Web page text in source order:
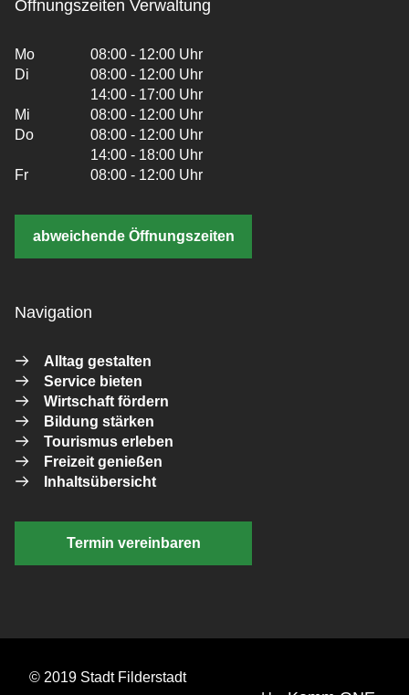
Öffnungszeiten Verwaltung
Mo
08:00 - 12:00 Uhr
Di
08:00 - 12:00 Uhr
14:00 - 17:00 Uhr
Mi
08:00 - 12:00 Uhr
Do
08:00 - 12:00 Uhr
14:00 - 18:00 Uhr
Fr
08:00 - 12:00 Uhr
abweichende Öffnungszeiten
Navigation
Alltag gestalten
Service bieten
Wirtschaft fördern
Bildung stärken
Tourismus erleben
Freizeit genießen
Inhaltsübersicht
Termin vereinbaren
© 2019 Stadt Filderstadt